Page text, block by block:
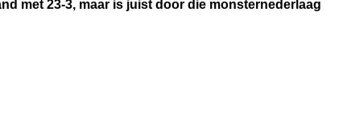
met 23-3, maar is juist door die monsternederlaag